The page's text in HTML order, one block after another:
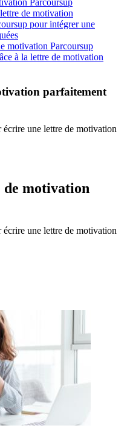
Parcoursup
de motivation
pour intégrer une
motivation Parcoursup
à la lettre de motivation
parfaitement
une lettre de motivation
de motivation
une lettre de motivation